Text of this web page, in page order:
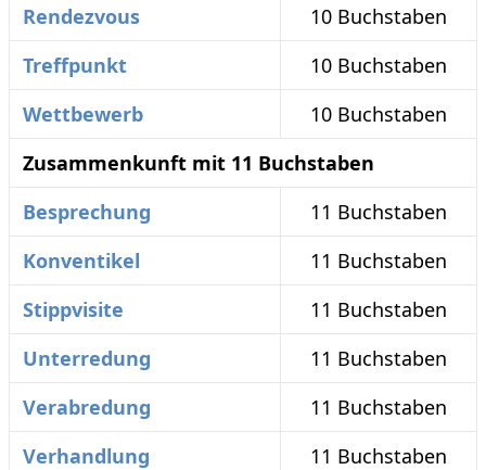
Rendezvous
10 Buchstaben
Treffpunkt
10 Buchstaben
Wettbewerb
10 Buchstaben
Zusammenkunft mit 11 Buchstaben
Besprechung
11 Buchstaben
Konventikel
11 Buchstaben
Stippvisite
11 Buchstaben
Unterredung
11 Buchstaben
Verabredung
11 Buchstaben
Verhandlung
11 Buchstaben